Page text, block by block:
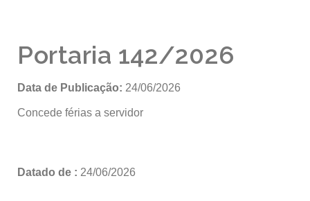
Portaria 142/2026
Data de Publicação: 24/06/2026
Concede férias a servidor
Datado de : 24/06/2026